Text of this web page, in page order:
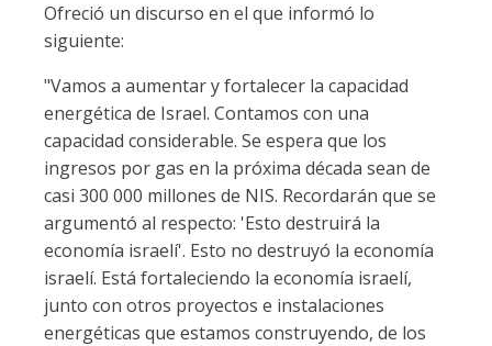
Ofreció un discurso en el que informó lo
siguiente:
"Vamos a aumentar y fortalecer la capacidad
energética de Israel. Contamos con una
capacidad considerable. Se espera que los
ingresos por gas en la próxima década sean de
casi 300 000 millones de NIS. Recordarán que se
argumentó al respecto: 'Esto destruirá la
economía israelí'. Esto no destruyó la economía
israelí. Está fortaleciendo la economía israelí,
junto con otros proyectos e instalaciones
energéticas que estamos construyendo, de los